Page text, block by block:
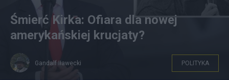
Śmierć Kirka: Ofiara dla nowej
amerykańskiej krucjaty?
Gandalf Iławecki POLITYKA